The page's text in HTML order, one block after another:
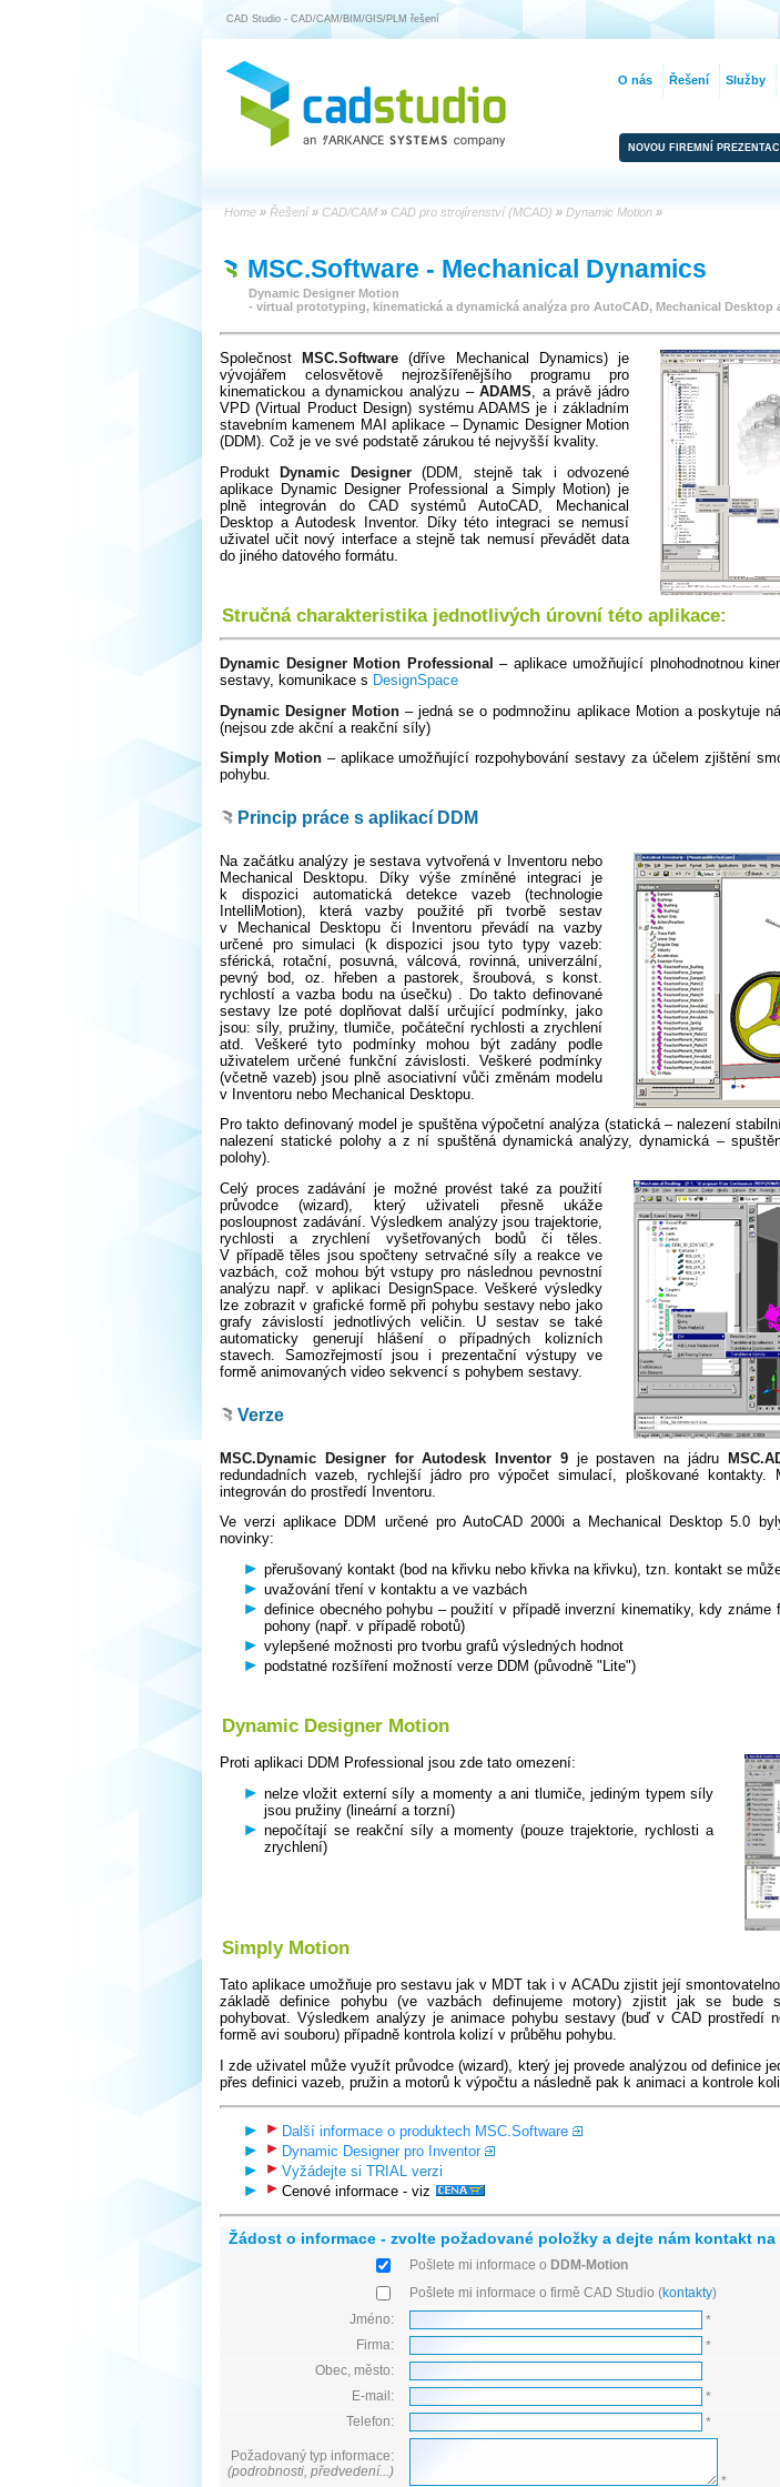
CAD Studio - CAD/CAM/BIM/GIS/PLM řešení
NOVOU FIREMNÍ
Home » Řešení» CAD/CAM » CAD pro strojírenství (MCAD) » Dynamic Motion »
MSC.Software - Mechanical Dynamics
Dynamic Designer Motion
- virtual prototyping, kinematická a dynamická analýza pro AutoCAD, Mechanical Desktop
Společnost MSC.Software (dříve Mechanical Dynamics) je
vývojářem celosvětově nejrozšířenějšího programu pro
kinematickou a dynamickou analýzu –ADAMS, a právě jádro
VPD (Virtual Product Design) systému ADAMS je i základním
stavebním kamenem MAI aplikace – Dynamic Designer Motion
(DDM). Což je ve své podstatě zárukou té nejvyšší kvality.
Produkt
Dynamic Designer(DDM, stejně tak i odvozené
aplikace Dynamic Designer Professional a Simply Motion) je
plně integrován do CAD systémů AutoCAD, Mechanical
Desktop a Autodesk Inventor. Díky této integraci se nemusí
uživatel učit nový interface a stejně tak nemusí převádět data
do jiného datového formátu.
Stručná charakteristika jednotlivých úrovní této aplikace:
Dynamic Designer Motion Professional – aplikace umožňující plnohodnotnou
sestavy, komunikace s DesignSpace
Dynamic Designer Motion – jedná se o podmnožinu aplikace Motion a poskytuje
(nejsou zde akční a reakční síly)
Simply Motion– aplikace umožňující rozpohybování sestavy za účelem zjištění
pohybu.
Princip práce s aplikací DDM
Na začátku analýzy je sestava vytvořená v Inventoru nebo
Mechanical Desktopu. Díky výše zmíněné integraci je
k dispozici automatická detekce vazeb (technologie
IntelliMotion), která vazby použité při tvorbě sestav
v Mechanical Desktopu či Inventoru převádí na vazby
určené pro simulaci (k dispozici jsou tyto typy vazeb:
sférická, rotační, posuvná, válcová, rovinná, univerzální,
pevný bod, oz. hřeben a pastorek, šroubová, s konst.
rychlostí a vazba bodu na úsečku) . Do takto definované
sestavy lze poté doplňovat další určující podmínky, jako
jsou: síly, pružiny, tlumiče, počáteční rychlosti a zrychlení
atd. Veškeré tyto podmínky mohou být zadány podle
uživatelem určené funkční závislosti. Veškeré podmínky
(včetně vazeb) jsou plně asociativní vůči změnám modelu
v Inventoru nebo Mechanical Desktopu.
Pro takto definovaný model je spuštěna výpočetní analýza (statická – nalezení
nalezení statické polohy a z ní spuštěná dynamická analýzy, dynamická –
polohy).
Celý proces zadávání je možné provést také za použití
průvodce (wizard), který uživateli přesně ukáže
posloupnost zadávání. Výsledkem analýzy jsou trajektorie,
rychlosti a zrychlení vyšetřovaných bodů či těles.
V případě těles jsou spočteny setrvačné síly a reakce ve
vazbách, což mohou být vstupy pro následnou pevnostní
analýzu např. v aplikaci DesignSpace. Veškeré výsledky
lze zobrazit v grafické formě při pohybu sestavy nebo jako
grafy závislostí jednotlivých veličin. U sestav se také
automaticky generují hlášení o případných kolizních
stavech. Samozřejmostí jsou i prezentační výstupy ve
formě animovaných video sekvencí s pohybem sestavy.
Verze
MSC.Dynamic Designer for Autodesk Inventor 9je postaven na jádru
redundadních vazeb, rychlejší jádro pro výpočet simulací, ploškované kontakty.
integrován do prostředí Inventoru.
Ve verzi aplikace DDM určené pro AutoCAD 2000i a Mechanical Desktop 5.0
novinky:
přerušovaný kontakt (bod na křivku nebo křivka na křivku), tzn. kontakt se
uvažování tření v kontaktu a ve vazbách
definice obecného pohybu – použití v případě inverzní kinematiky, kdy známe
pohony (např. v případě robotů)
vylepšené možnosti pro tvorbu grafů výsledných hodnot
podstatné rozšíření možností verze DDM (původně "Lite")
Dynamic Designer Motion
Proti aplikaci DDM Professional jsou zde tato omezení:
nelze vložit externí síly a momenty a ani tlumiče, jediným typem síly
jsou pružiny (lineární a torzní)
nepočítají se reakční síly a momenty (pouze trajektorie, rychlosti a
zrychlení)
Simply Motion
Tato aplikace umožňuje pro sestavu jak v MDT tak i v ACADu zjistit její
základě definice pohybu (ve vazbách definujeme motory) zjistit jak se bude
pohybovat. Výsledkem analýzy je animace pohybu sestavy (buď v CAD prostředí
formě avi souboru) případně kontrola kolizí v průběhu pohybu.
I zde uživatel může využít průvodce (wizard), který jej provede analýzou od definice
přes definici vazeb, pružin a motorů k výpočtu a následně pak k animaci a kontrole
Další informace o produktech MSC.Software
Dynamic Designer pro Inventor
Vyžádejte si TRIAL verzi
Cenové informace - viz
Žádost o informace - zvolte požadované položky a dejte nám kontakt na
Pošlete mi informace o DDM-Motion
Pošlete mi informace o firmě CAD Studio (kontakty)
Jméno:
*
Firma:
*
Obec, město:
E-mail:
*
Telefon:
*
Požadovaný typ informace:
(podrobnosti, předvedení...)
*
O nás Řešení Služby